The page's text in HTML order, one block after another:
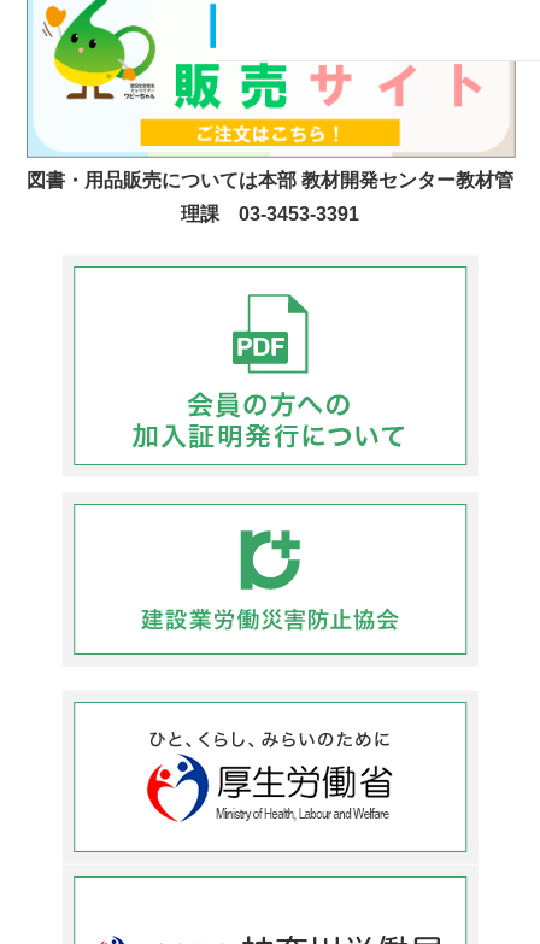
図書・用品販売については本部 教材開発センター教材管
理課 03-3453-3391